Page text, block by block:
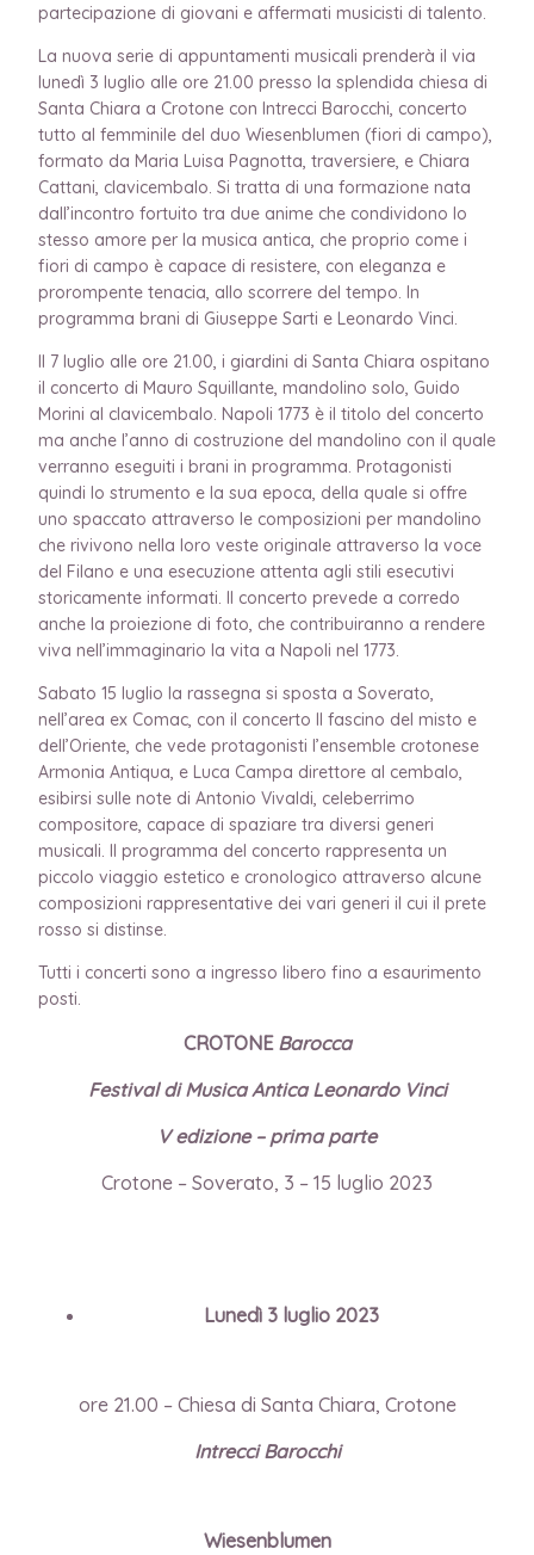
partecipazione di giovani e affermati musicisti di talento.
La nuova serie di appuntamenti musicali prenderà il via
lunedì 3 luglio alle ore 21.00 presso la splendida chiesa di
Santa Chiara a Crotone con Intrecci Barocchi, concerto
tutto al femminile del duo Wiesenblumen (fiori di campo),
formato da Maria Luisa Pagnotta, traversiere, e Chiara
Cattani, clavicembalo. Si tratta di una formazione nata
dall’incontro fortuito tra due anime che condividono lo
stesso amore per la musica antica, che proprio come i
fiori di campo è capace di resistere, con eleganza e
prorompente tenacia, allo scorrere del tempo. In
programma brani di Giuseppe Sarti e Leonardo Vinci.
Il 7 luglio alle ore 21.00, i giardini di Santa Chiara ospitano
il concerto di Mauro Squillante, mandolino solo, Guido
Morini al clavicembalo. Napoli 1773 è il titolo del concerto
ma anche l’anno di costruzione del mandolino con il quale
verranno eseguiti i brani in programma. Protagonisti
quindi lo strumento e la sua epoca, della quale si offre
uno spaccato attraverso le composizioni per mandolino
che rivivono nella loro veste originale attraverso la voce
del Filano e una esecuzione attenta agli stili esecutivi
storicamente informati. Il concerto prevede a corredo
anche la proiezione di foto, che contribuiranno a rendere
viva nell’immaginario la vita a Napoli nel 1773.
Sabato 15 luglio la rassegna si sposta a Soverato,
nell’area ex Comac, con il concerto Il fascino del misto e
dell’Oriente, che vede protagonisti l’ensemble crotonese
Armonia Antiqua, e Luca Campa direttore al cembalo,
esibirsi sulle note di Antonio Vivaldi, celeberrimo
compositore, capace di spaziare tra diversi generi
musicali. Il programma del concerto rappresenta un
piccolo viaggio estetico e cronologico attraverso alcune
composizioni rappresentative dei vari generi il cui il prete
rosso si distinse.
Tutti i concerti sono a ingresso libero fino a esaurimento
posti.
CROTONE Barocca
Festival di Musica Antica Leonardo Vinci
V edizione – prima parte
Crotone – Soverato, 3 – 15 luglio 2023
Lunedì 3 luglio 2023
ore 21.00 – Chiesa di Santa Chiara, Crotone
Intrecci Barocchi
Wiesenblumen